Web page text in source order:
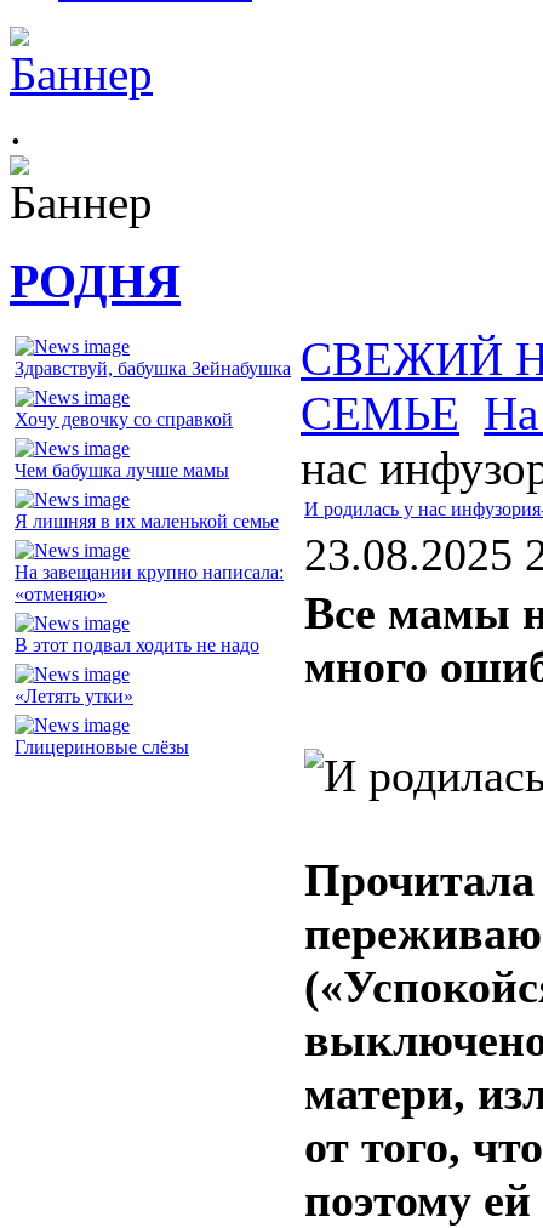
.
РОДНЯ
Здравствуй, бабушка Зейнабушка
Хочу девочку со справкой
Чем бабушка лучше мамы
Я лишняя в их маленькой семье
На завещании крупно написала:
«отменяю»
В этот подвал ходить не надо
«Летять утки»
Глицериновые слёзы
СВЕЖИЙ
СЕМЬЕ На
нас
И родилась у нас
23.08.2025
Все мамы
много
матери,
от того,
поэтому